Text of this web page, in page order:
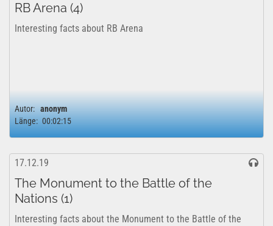
RB Arena (4)
Interesting facts about RB Arena
Autor: anonym
Länge: 00:02:15
17.12.19
The Monument to the Battle of the
Nations (1)
Interesting facts about the Monument to the Battle of the